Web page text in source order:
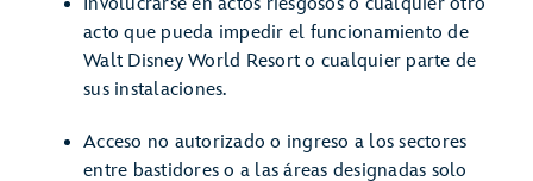
acto que pueda impedir el funcionamiento de
Walt Disney World Resort o cualquier parte de
sus instalaciones.
Acceso no autorizado o ingreso a los sectores
entre bastidores o a las áreas designadas solo